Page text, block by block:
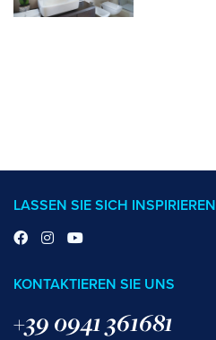
LASSEN SIE SICH INSPIRIEREN
KONTAKTIEREN SIE UNS
+39 0941 361681